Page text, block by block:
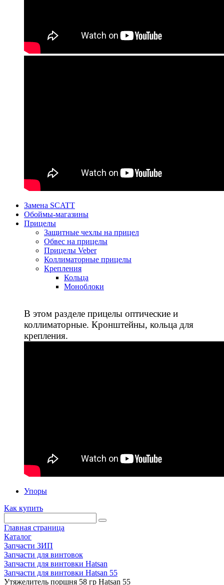
Замена SCATT
Обоймы-магазины
Прицелы
Защитные чехлы на прицел
Обвес на прицелы
Прицелы Veber
Коллиматорные прицелы
Крепления
Кольца
Моноблоки
В этом разделе прицелы оптические и
коллиматорные. Кронштейны, кольца для
крепления.
Упоры
Как купить
Главная страница
Каталог
Запчасти ЗИП
Запчасти для винтовок
Запчасти для винтовки Hatsan
Запчасти для винтовки Hatsan 55
Утяжелитель поршня 58 гр Hatsan 55